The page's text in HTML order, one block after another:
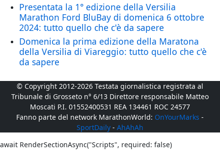
Presentata la 1° edizione della Versilia
Marathon Ford BluBay di domenica 6 ottobre
2024: tutto quello che c'è da sapere
Domenica la prima edizione della Maratona
della Versilia di Viareggio: tutto quello che c'è
da sapere
© Copyright 2012-2026 Testata giornalistica registrata al
Tribunale di Grosseto n° 6/13 Direttore responsabile Matteo
Moscati P.I. 01552400531 REA 134461 ROC 24577
Fanno parte del network MarathonWorld: OnYourMarks -
SportDaily - AhAhAh
await RenderSectionAsync("Scripts", required: false)